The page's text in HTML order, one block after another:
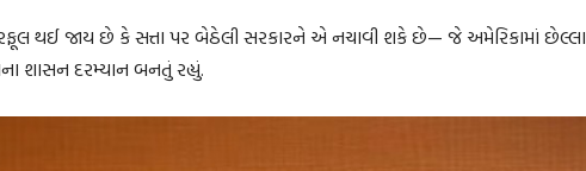
થઈ જાય છે કે સત્તા પર બેઠેલી સરકારને એ નચાવી શકે છે— જે અમેરિકામાં છેલ્લા
શાસન દરમ્યાન બનતું રહ્યું.